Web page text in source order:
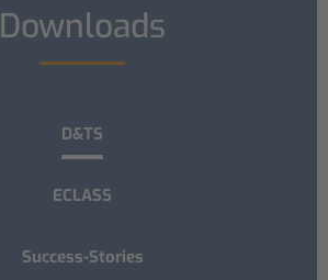
Downloads
D&TS
ECLASS
Success-Stories